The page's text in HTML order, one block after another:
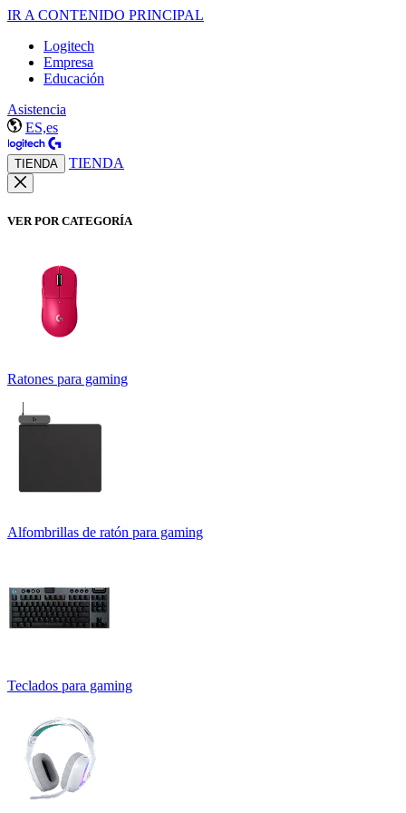
IR A CONTENIDO PRINCIPAL
Logitech
Empresa
Educación
Asistencia
ES,es
TIENDA TIENDA
VER POR CATEGORÍA
Ratones para gaming
Alfombrillas de ratón para gaming
Teclados para gaming